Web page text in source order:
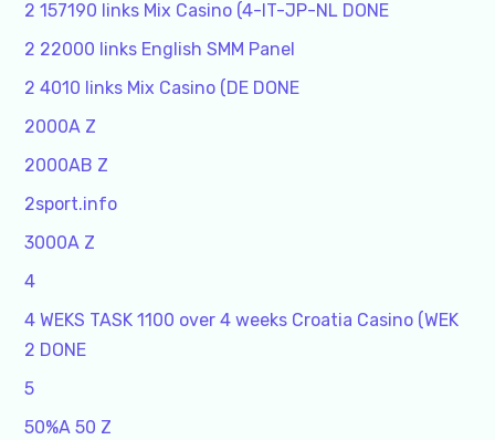
2 157190 links Mix Casino (4-IT-JP-NL DONE
2 22000 links English SMM Panel
2 4010 links Mix Casino (DE DONE
2000A Z
2000AB Z
2sport.info
3000A Z
4
4 WEKS TASK 1100 over 4 weeks Croatia Casino (WEK
2 DONE
5
50%A 50 Z